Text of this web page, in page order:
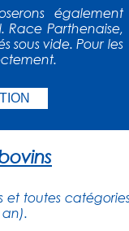
également
Race Parthenaise,
sous vide. Pour les
et toutes
an).